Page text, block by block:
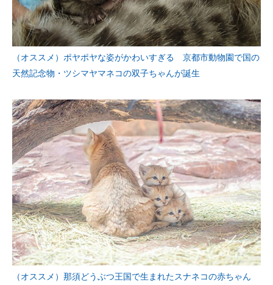
（オススメ）ポヤポヤな姿がかわいすぎる 京都市動物園で国の
天然記念物・ツシマヤマネコの双子ちゃんが誕生
（オススメ）那須どうぶつ王国で生まれたスナネコの赤ちゃん